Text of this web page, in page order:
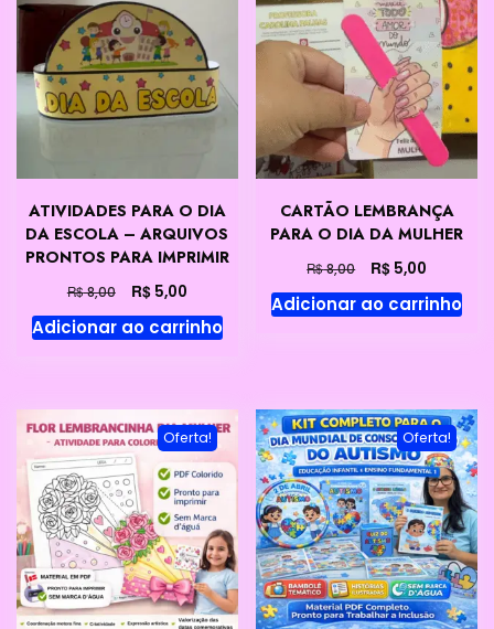
ATIVIDADES PARA O DIA
DA ESCOLA – ARQUIVOS
PRONTOS PARA IMPRIMIR
R$8,00
preço
original
R$5,00O
preço
atual
Adicionar ao carrinho
CARTÃO LEMBRANÇA
PARA O DIA DA MULHER
R$8,00
preço
original
R$ 5,00
preço
atual
Adicionar ao carrinho
Oferta! Oferta!